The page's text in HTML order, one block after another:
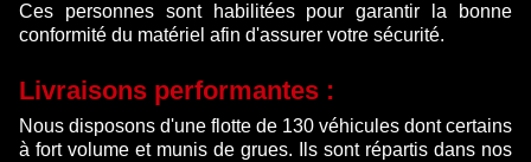
Ces personnes sont habilitées pour garantir la bonne
conformité du matériel afin d'assurer votre sécurité.
Livraisons performantes :
Nous disposons d'une flotte de 130 véhicules dont certains
à fort volume et munis de grues. Ils sont répartis dans nos